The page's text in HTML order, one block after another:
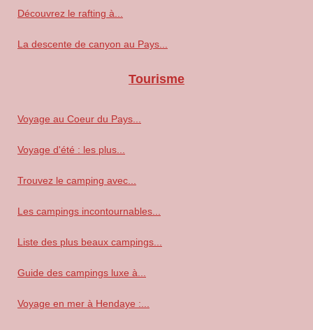
Découvrez le rafting à...
La descente de canyon au Pays...
Tourisme
Voyage au Coeur du Pays...
Voyage d'été : les plus...
Trouvez le camping avec...
Les campings incontournables...
Liste des plus beaux campings...
Guide des campings luxe à...
Voyage en mer à Hendaye :...